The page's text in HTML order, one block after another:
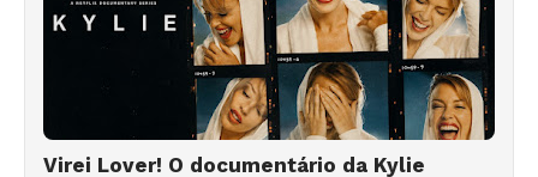
Virei Lover! O documentário da Kylie